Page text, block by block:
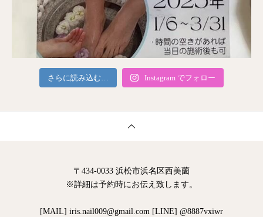
さらに読み込む… Instagram でフォロー
〒434-0033 浜松市浜名区西美薗
※詳細は予約時にお伝え致します。
[MAIL] iris.nail009@gmail.com [LINE] @8887vxiwr